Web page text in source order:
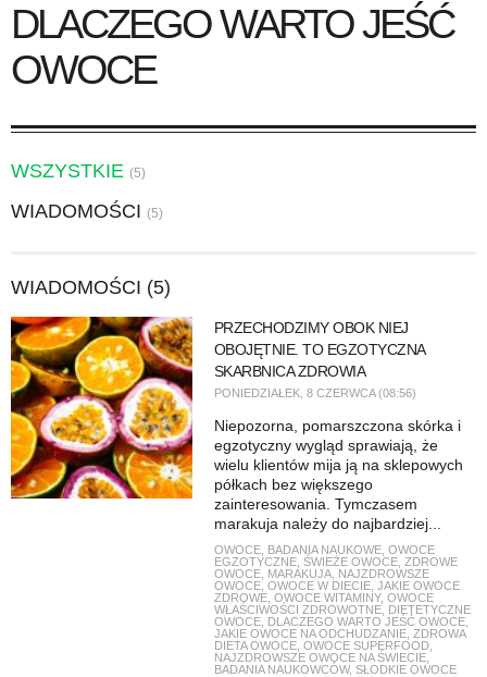
DLACZEGO WARTO JEŚĆ
OWOCE
WSZYSTKIE (5)
WIADOMOŚCI (5)
WIADOMOŚCI (5)
PRZECHODZIMY OBOK NIEJ
OBOJĘTNIE. TO EGZOTYCZNA
SKARBNICA ZDROWIA
PONIEDZIAŁEK, 8 CZERWCA (08:56)
Niepozorna, pomarszczona skórka i
egzotyczny wygląd sprawiają, że
wielu klientów mija ją na sklepowych
półkach bez większego
zainteresowania. Tymczasem
marakuja należy do najbardziej...
OWOCE, BADANIA NAUKOWE, OWOCE
EGZOTYCZNE, ŚWIEŻE OWOCE, ZDROWE
OWOCE, MARAKUJA, NAJZDROWSZE
OWOCE, OWOCE W DIECIE, JAKIE OWOCE
ZDROWE, OWOCE WITAMINY, OWOCE
WŁAŚCIWOŚCI ZDROWOTNE, DIETETYCZNE
OWOCE, DLACZEGO WARTO JEŚĆ OWOCE,
JAKIE OWOCE NA ODCHUDZANIE, ZDROWA
DIETA OWOCE, OWOCE SUPERFOOD,
NAJZDROWSZE OWOCE NA ŚWIECIE,
BADANIA NAUKOWCÓW, SŁODKIE OWOCE